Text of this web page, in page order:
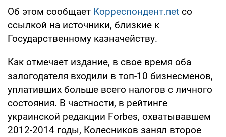
Об этом сообщает Корреспондент.net со
ссылкой на источники, близкие к
Государственному казначейству.
Как отмечает издание, в свое время оба
залогодателя входили в топ-10 бизнесменов,
уплативших больше всего налогов с личного
состояния. В частности, в рейтинге
украинской редакции Forbes, охватывавшем
2012-2014 годы, Колесников занял второе